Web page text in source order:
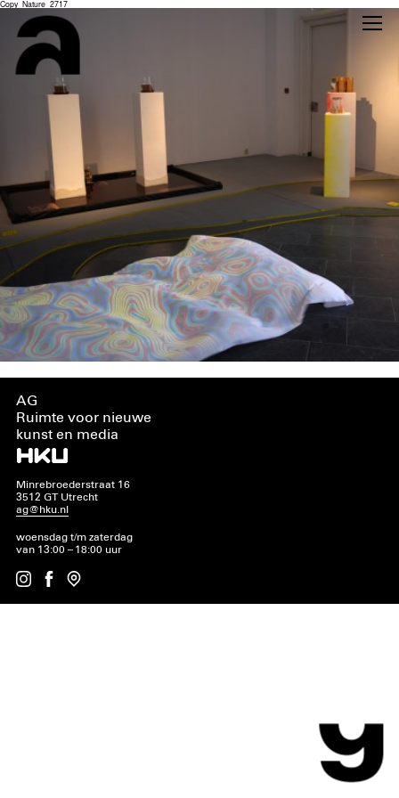
Copy_Nature_2717
AG
Ruimte voor nieuwe
kunst en media
Minrebroederstraat 16
3512 GT Utrecht
ag@hku.nl
woensdag t/m zaterdag
van 13:00 – 18:00 uur